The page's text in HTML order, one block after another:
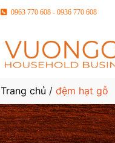
0963 770 608 - 0936 770 608
Trang chủ / đệm hạt gỗ